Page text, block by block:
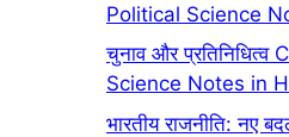
Political Science
चुनाव और
Science Notes in
भारतीय राजनीति: नए